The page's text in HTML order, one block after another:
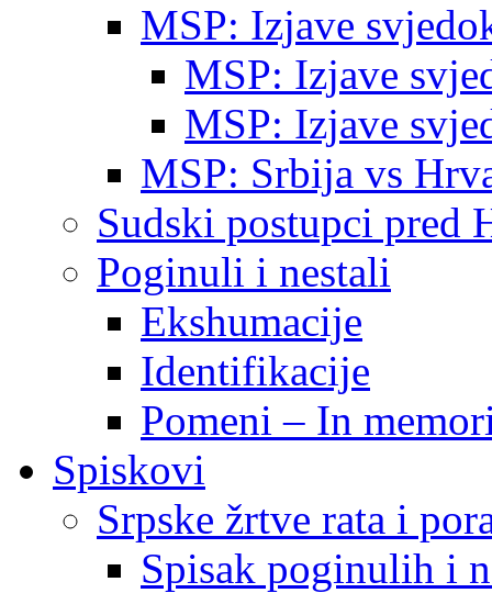
MSP: Izjave
MSP: Izjave
MSP: Izjave
MSP: Srbija vs
Sudski postupci pred
Poginuli i nestali
Ekshumacije
Identifikacije
Pomeni – In
Spiskovi
Srpske žrtve rata i
Spisak poginulih i